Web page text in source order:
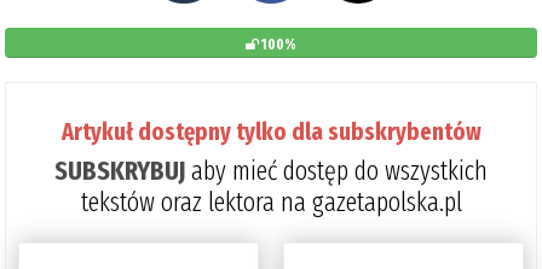
100%
Artykuł dostępny tylko dla subskrybentów
SUBSKRYBUJaby mieć dostęp do wszystkich
tekstów oraz lektora na gazetapolska.pl